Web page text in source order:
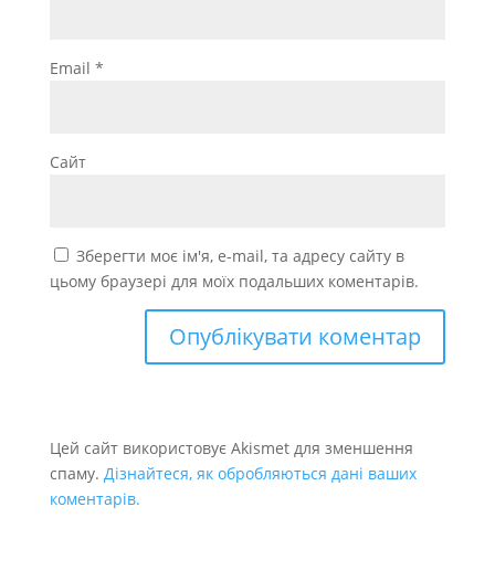
Email *
Сайт
Зберегти моє ім'я, e-mail, та адресу сайту в
цьому браузері для моїх подальших коментарів.
Цей сайт використовує Akismet для зменшення
спаму. Дізнайтеся, як обробляються дані ваших
коментарів.